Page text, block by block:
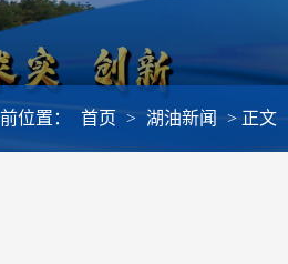
位置： 首页 > 湖油新闻 > 正文